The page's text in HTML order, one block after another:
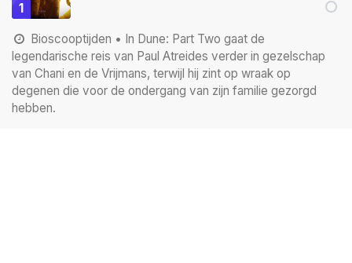
1
Bioscooptijden • In Dune: Part Two gaat de
legendarische reis van Paul Atreides verder in gezelschap
van Chani en de Vrijmans, terwijl hij zint op wraak op
degenen die voor de ondergang van zijn familie gezorgd
hebben.